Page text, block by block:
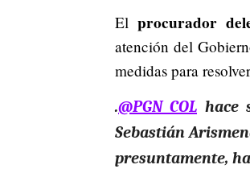
El procurador
atención del
medidas para
.@PGN_COL hace
Sebastián
presuntamente,